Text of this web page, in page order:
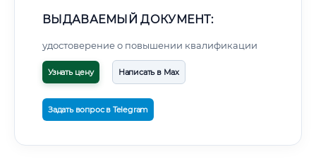
ВЫДАВАЕМЫЙ ДОКУМЕНТ:
удостоверение о повышении квалификации
Узнать цену Написать в Max
Задать вопрос в Telegram